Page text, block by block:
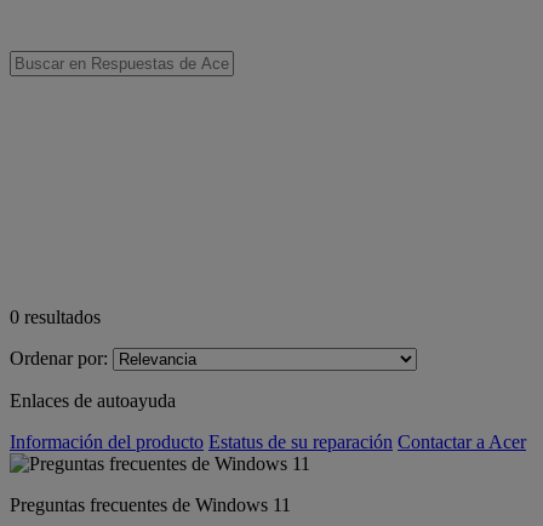
0 resultados
Ordenar por:
Enlaces de autoayuda
Información del producto Estatus de su reparación Contactar a Acer
Preguntas frecuentes de Windows 11